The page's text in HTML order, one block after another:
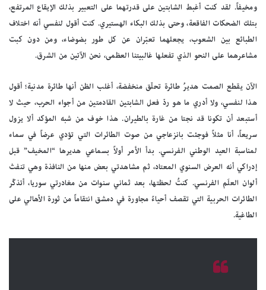
ومخيفاً. لقد كنت أغبط الشابتين على قدرتهما على التعبير بذلك الإيقاع المرتفع،
بتلك الضحكات الفاقعة، وحتى بذلك البكاء الهستيري. كنت أقول لنفسي أنه اختلاف
الطبائع بين الشعوب، يجعلهما تعبّران عن كل طور بضوضاء، ومن دون كبت
مشاعرهما على النحو الذي تفعلها غالبيتنا العظمى، نحن الآتين من الشرق.
الآن يقطع الصمت هديرُ طائرة تحلّق منخفضة، أغلب الظن أنها طائرة مدنية؛ أقول
هذا لنفسي، ولا أدري ما هو ردّ فعل الشابتين القادمتين من أجواء الحرب، حيث لا
أستبعد أن تكونا قد نجتا من غارة بالطيران. هذا خوف من شبه المؤكد ألا يزول
سريعاً، أنا مثلاً فوجئت بانزعاجي من صوت الطائرات التي تؤدي عرضاً في سماء
لمناسبة العيد الوطني الفرنسي. بدأ الأمر أولاً بسماعي هديرها “المخيف” قبل
إدراكي أنه العرض السنوي المعتاد، ثم مشاهدتي بعض منها من النافذة وهي تنفث
ألوان العلَم الفرنسي. كنتُ لحظتها، بعد ثماني سنوات من مغادرتي سوريا، أتذكّر
الطائرات الحربية التي تقصف أحياءً مجاورة في دمشق انتقاماً من ثورة الأهالي على
الطاغية.